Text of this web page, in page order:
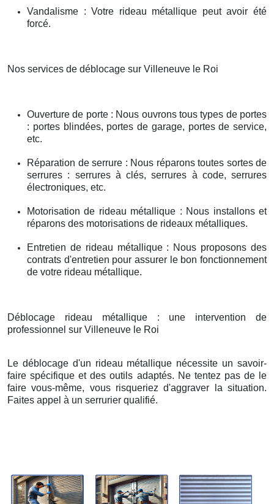
Vandalisme : Votre rideau métallique peut avoir été
forcé.
Nos services de déblocage sur Villeneuve le Roi
Ouverture de porte : Nous ouvrons tous types de portes
: portes blindées, portes de garage, portes de service,
etc.
Réparation de serrure : Nous réparons toutes sortes de
serrures : serrures à clés, serrures à code, serrures
électroniques, etc.
Motorisation de rideau métallique : Nous installons et
réparons des motorisations de rideaux métalliques.
Entretien de rideau métallique : Nous proposons des
contrats d'entretien pour assurer le bon fonctionnement
de votre rideau métallique.
Déblocage rideau métallique : une intervention de
professionnel sur Villeneuve le Roi
Le déblocage d'un rideau métallique nécessite un savoir-
faire spécifique et des outils adaptés. Ne tentez pas de le
faire vous-même, vous risqueriez d'aggraver la situation.
Faites appel à un serrurier qualifié.